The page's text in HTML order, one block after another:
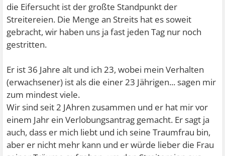
die Eifersucht ist der großte Standpunkt der
Streitereien. Die Menge an Streits hat es soweit
gebracht, wir haben uns ja fast jeden Tag nur noch
gestritten.
Er ist 36 Jahre alt und ich 23, wobei mein Verhalten
(erwachsener) ist als die einer 23 Jährigen... sagen mir
zum mindest viele.
Wir sind seit 2 JAhren zusammen und er hat mir vor
einem Jahr ein Verlobungsantrag gemacht. Er sagt ja
auch, dass er mich liebt und ich seine Traumfrau bin,
aber er nicht mehr kann und er würde lieber die Frau